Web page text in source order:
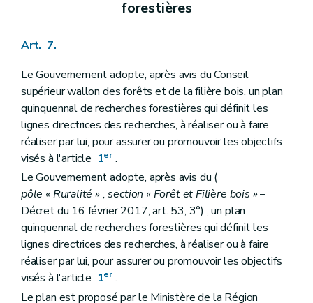
forestières
Art. 7.
Le Gouvernement adopte, après avis du Conseil
supérieur wallon des forêts et de la filière bois, un plan
quinquennal de recherches forestières qui définit les
lignes directrices des recherches, à réaliser ou à faire
réaliser par lui, pour assurer ou promouvoir les objectifs
visés à l'article 1er .
Le Gouvernement adopte, après avis du (
pôle « Ruralité » , section « Forêt et Filière bois »–
Décret du 16 février 2017, art. 53, 3°) , un plan
quinquennal de recherches forestières qui définit les
lignes directrices des recherches, à réaliser ou à faire
réaliser par lui, pour assurer ou promouvoir les objectifs
visés à l'article 1er .
Le plan est proposé par le Ministère de la Région